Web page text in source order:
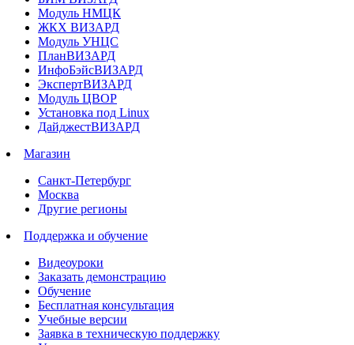
Модуль НМЦК
ЖКХ ВИЗАРД
Модуль УНЦС
ПланВИЗАРД
ИнфоБэйсВИЗАРД
ЭкспертВИЗАРД
Модуль ЦВОР
Установка под Linux
ДайджестВИЗАРД
Магазин
Санкт-Петербург
Москва
Другие регионы
Поддержка и обучение
Видеоуроки
Заказать демонстрацию
Обучение
Бесплатная консультация
Учебные версии
Заявка в техническую поддержку